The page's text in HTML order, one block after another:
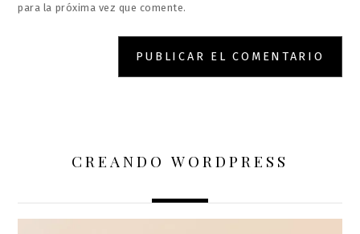
para la próxima vez que comente.
CREANDO WORDPRESS